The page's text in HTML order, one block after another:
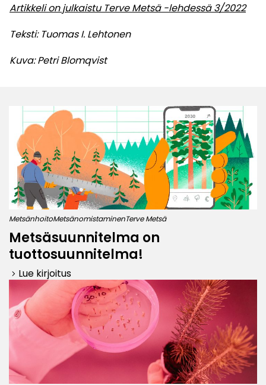
Artikkeli on julkaistu Terve Metsä -lehdessä 3/2022
Teksti: Tuomas I. Lehtonen
Kuva: Petri Blomqvist
MetsänhoitoMetsänomistaminenTerve Metsä
Metsäsuunnitelma on
tuottosuunnitelma!
keyboard_arrow_right Lue kirjoitus